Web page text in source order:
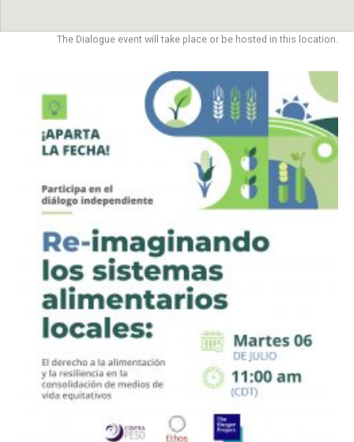
The Dialogue event will take place or be hosted in this location.